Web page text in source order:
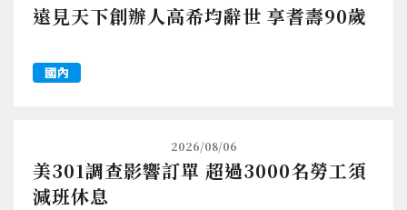
遠見天下創辦人高希均辭世 享耆壽90歲
國內
2026/08/06
美301調查影響訂單 超過3000名勞工須
減班休息